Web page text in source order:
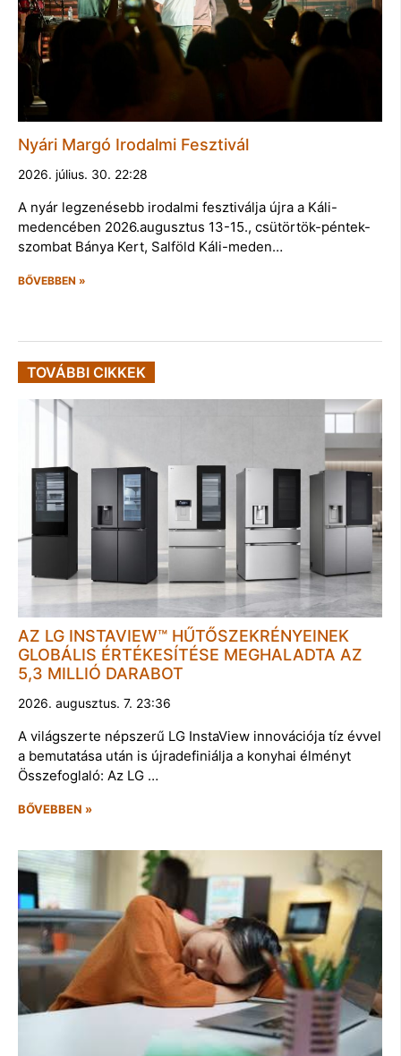
Nyári Margó Irodalmi Fesztivál
2026. július. 30. 22:28
A nyár legzenésebb irodalmi fesztiválja újra a Káli-
medencében 2026.augusztus 13-15., csütörtök-péntek-
szombat Bánya Kert, Salföld Káli-meden…
BŐVEBBEN »
TOVÁBBI CIKKEK
AZ LG INSTAVIEW™ HŰTŐSZEKRÉNYEINEK
GLOBÁLIS ÉRTÉKESÍTÉSE MEGHALADTA AZ
5,3 MILLIÓ DARABOT
2026. augusztus. 7. 23:36
A világszerte népszerű LG InstaView innovációja tíz évvel
a bemutatása után is újradefiniálja a konyhai élményt
Összefoglaló: Az LG …
BŐVEBBEN »